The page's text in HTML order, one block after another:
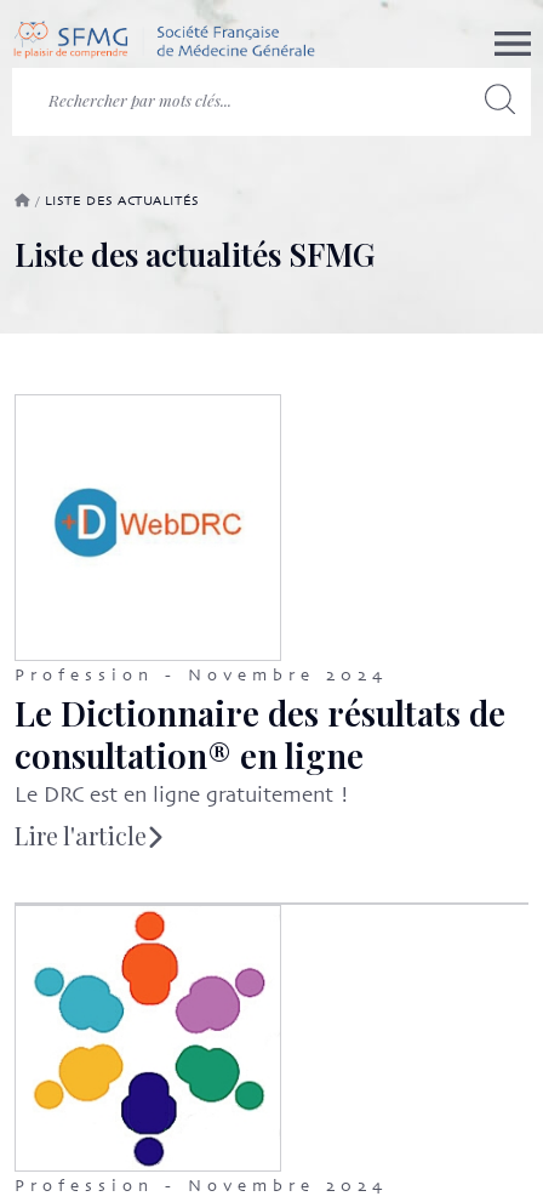
/ LISTE DES ACTUALITÉS
Liste des actualités SFMG
Profession - Novembre 2024
Le Dictionnaire des résultats de
consultation® en ligne
Le DRC est en ligne gratuitement !
Lire l'article
Profession - Novembre 2024